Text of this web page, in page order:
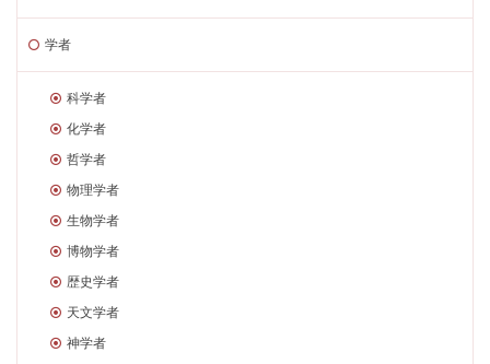
学者
科学者
化学者
哲学者
物理学者
生物学者
博物学者
歴史学者
天文学者
神学者